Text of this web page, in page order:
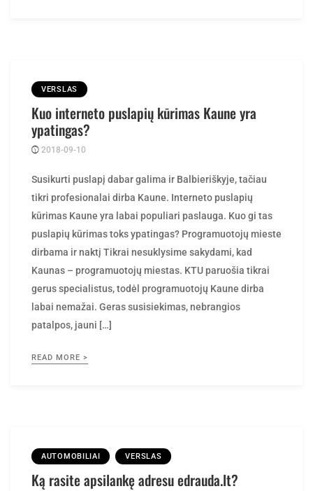
VERSLAS
Kuo interneto puslapių kūrimas Kaune yra
ypatingas?
2018-09-10
Susikurti puslapį dabar galima ir Balbieriškyje, tačiau
tikri profesionalai dirba Kaune. Interneto puslapių
kūrimas Kaune yra labai populiari paslauga. Kuo gi tas
puslapių kūrimas toks ypatingas? Programuotojų mieste
dirbama ir naktį Tikrai nesuklysime sakydami, kad
Kaunas – programuotojų miestas. KTU paruošia tikrai
gerus specialistus, todėl programuotojų Kaune dirba
labai nemažai. Geras susisiekimas, nebrangios
patalpos, jauni […]
READ MORE >
AUTOMOBILIAI VERSLAS
Ką rasite apsilankę adresu edrauda.lt?